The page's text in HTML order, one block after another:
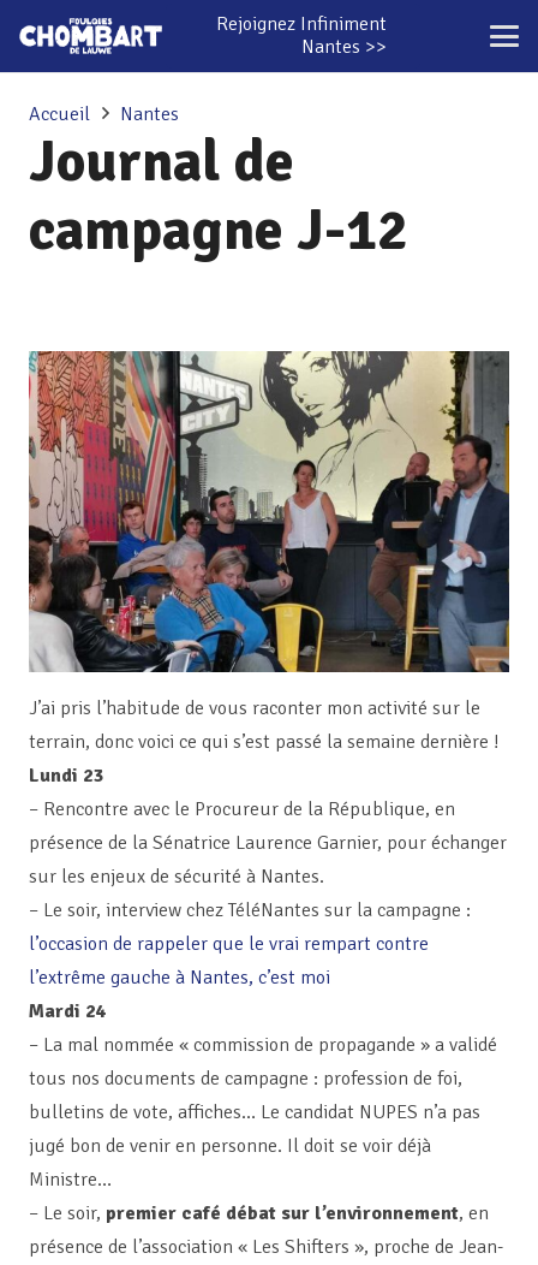
Rejoignez Infiniment
Nantes >>
Accueil Nantes
Journal de
campagne J-12
J’ai pris l’habitude de vous raconter mon activité sur le
terrain, donc voici ce qui s’est passé la semaine dernière !
Lundi 23
– Rencontre avec le Procureur de la République, en
présence de la Sénatrice Laurence Garnier, pour échanger
sur les enjeux de sécurité à Nantes.
– Le soir, interview chez TéléNantes sur la campagne :
l’occasion de rappeler que le vrai rempart contre
l’extrême gauche à Nantes, c’est moi
Mardi 24
– La mal nommée « commission de propagande » a validé
tous nos documents de campagne : profession de foi,
bulletins de vote, affiches… Le candidat NUPES n’a pas
jugé bon de venir en personne. Il doit se voir déjà
Ministre…
– Le soir, premier café débat sur l’environnement, en
présence de l’association « Les Shifters », proche de Jean-